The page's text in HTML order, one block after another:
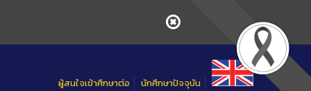
ผู้สนใจเข้าศึกษาต่อ นักศึกษาปัจจุบัน